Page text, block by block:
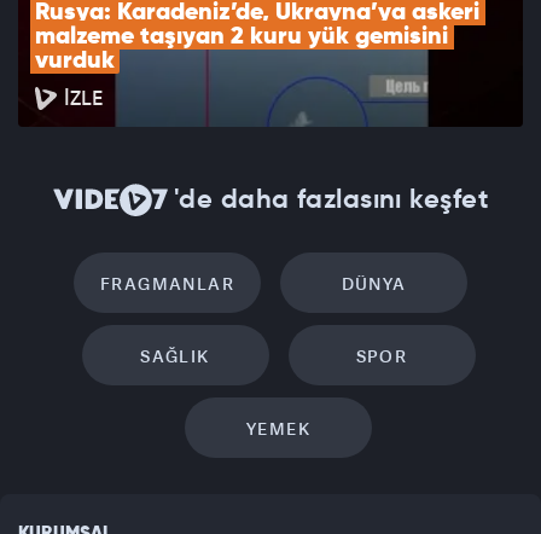
Rusya: Karadeniz’de, Ukrayna’ya askeri
malzeme taşıyan 2 kuru yük gemisini
vurduk
İZLE
'de daha fazlasını keşfet
FRAGMANLAR DÜNYA
SAĞLIK SPOR
YEMEK